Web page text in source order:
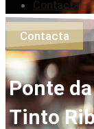
Contacta
Contacta
Ponte
Tinto